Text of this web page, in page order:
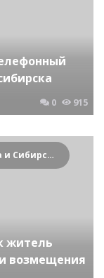
0 915
Криминальные новости Новосибирска и Сибирского региона
житель
возмещения